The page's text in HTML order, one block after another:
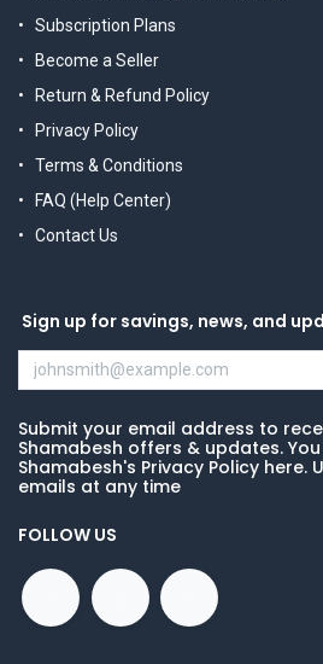
Subscription Plans
Become a Seller
Return & Refund Policy
Privacy Policy
Terms & Conditions
FAQ (Help Center)
Contact Us
Sign up for savings, news, and
Submit your email address to
Shamabesh offers & updates.
Shamabesh's Privacy Policy here.
emails at any time
FOLLOW US